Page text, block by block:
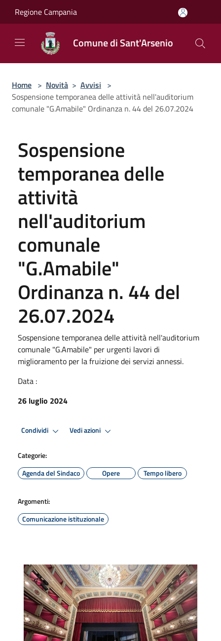
Regione Campania
Comune di Sant'Arsenio
Home > Novità > Avvisi >
Sospensione temporanea delle attività nell'auditorium
comunale "G.Amabile" Ordinanza n. 44 del 26.07.2024
Sospensione
temporanea delle
attività
nell'auditorium
comunale
"G.Amabile"
Ordinanza n. 44 del
26.07.2024
Sospensione temporanea delle attività nell'auditorium
comunale "G.Amabile" per urgenti lavori di
miglioramento per la fruizione dei servizi annessi.
Data :
26 luglio 2024
Condividi Vedi azioni
Categorie:
Agenda del Sindaco
Opere Tempo libero
Argomenti:
Comunicazione istituzionale